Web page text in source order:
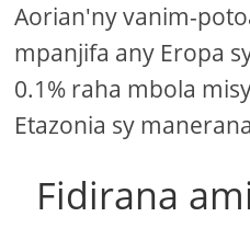
Aorian'ny vanim-
mpanjifa any Eropa
0.1% raha mbola
Etazonia sy
Fidirana